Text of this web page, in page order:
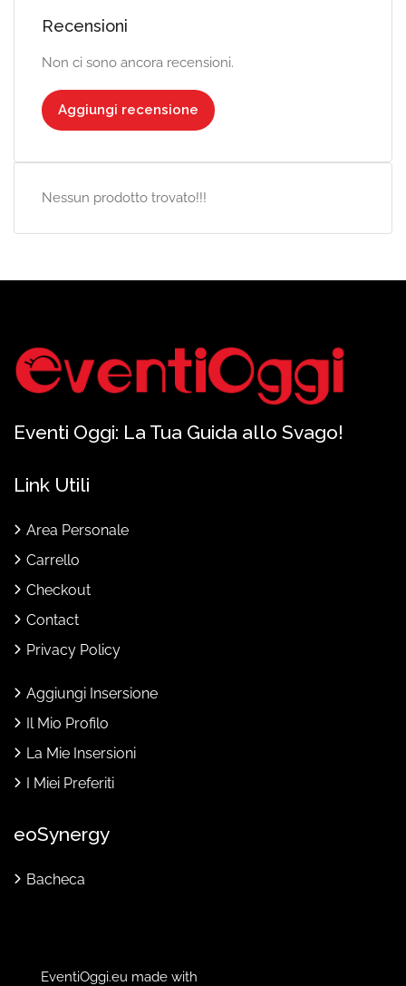
Recensioni
Non ci sono ancora recensioni.
Aggiungi recensione
Nessun prodotto trovato!!!
Eventi Oggi: La Tua Guida allo Svago!
Link Utili
Area Personale
Carrello
Checkout
Contact
Privacy Policy
Aggiungi Insersione
Il Mio Profilo
La Mie Insersioni
I Miei Preferiti
eoSynergy
Bacheca
EventiOggi.eu made with